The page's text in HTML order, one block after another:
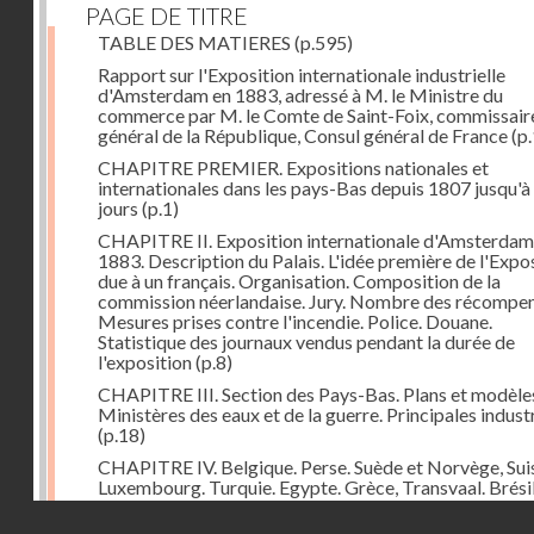
PAGE DE TITRE
TABLE DES MATIERES (p.595)
Rapport sur l'Exposition internationale industrielle
d'Amsterdam en 1883, adressé à M. le Ministre du
commerce par M. le Comte de Saint-Foix,
général de la République, Consul général de France
CHAPITRE PREMIER. Expositions nationales et
internationales dans les pays-Bas depuis 1807 jusqu'à
jours (p.1)
CHAPITRE II. Exposition internationale
1883. Description du Palais. L'idée première de
due à un français. Organisation. Composition de la
commission néerlandaise. Jury. Nombre des
Mesures prises contre l'incendie. Police. Douane.
Statistique des journaux vendus pendant la durée de
l'exposition(p.8)
CHAPITRE III. Section des Pays-Bas. Plans et
Ministères des eaux et de la guerre. Principales
(p.18)
CHAPITRE IV. Belgique. Perse. Suède et Norvège,
Luxembourg. Turquie. Egypte. Grèce, Transvaal.
Chine. Italie, Angleterre. Russie. Espagne. Autriche-